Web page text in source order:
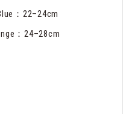
：22–24cm
：24–28cm